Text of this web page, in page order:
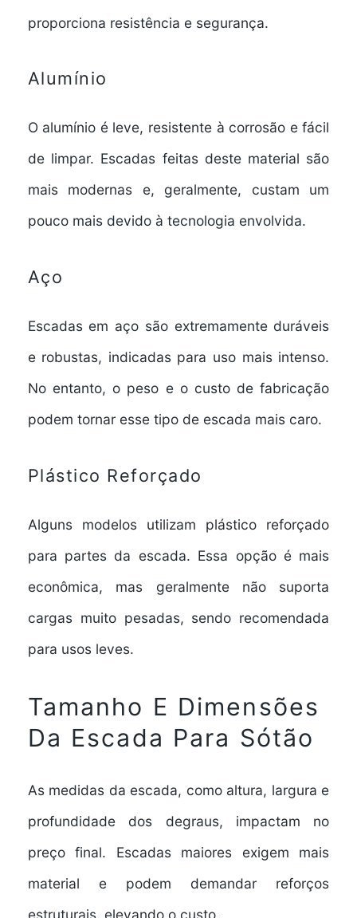
proporciona resistência e segurança.
Alumínio
O alumínio é leve, resistente à corrosão e fácil
de limpar. Escadas feitas deste material são
mais modernas e, geralmente, custam um
pouco mais devido à tecnologia envolvida.
Aço
Escadas em aço são extremamente duráveis
e robustas, indicadas para uso mais intenso.
No entanto, o peso e o custo de fabricação
podem tornar esse tipo de escada mais caro.
Plástico Reforçado
Alguns modelos utilizam plástico reforçado
para partes da escada. Essa opção é mais
econômica, mas geralmente não suporta
cargas muito pesadas, sendo recomendada
para usos leves.
Tamanho E Dimensões
Da Escada Para Sótão
As medidas da escada, como altura, largura e
profundidade dos degraus, impactam no
preço final. Escadas maiores exigem mais
material e podem demandar reforços
estruturais, elevando o custo.